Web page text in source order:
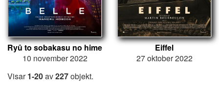
Ryû to sobakasu no hime
10 november 2022
Eiffel
27 oktober 2022
Visar1-20av227objekt.